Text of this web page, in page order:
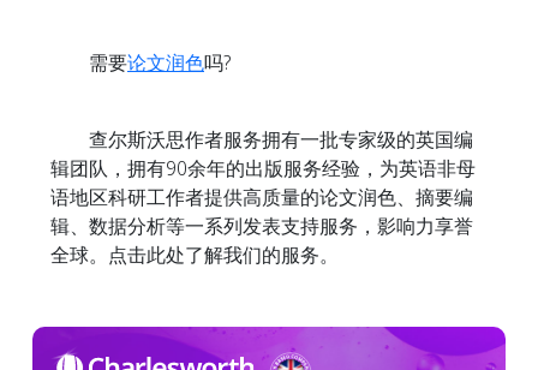
需要论文润色吗?
查尔斯沃思作者服务拥有一批专家级的英国编
辑团队，拥有90余年的出版服务经验，为英语非母
语地区科研工作者提供高质量的论文润色、摘要编
辑、数据分析等一系列发表支持服务，影响力享誉
全球。点击此处了解我们的服务。